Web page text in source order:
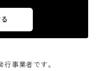
事業者です。